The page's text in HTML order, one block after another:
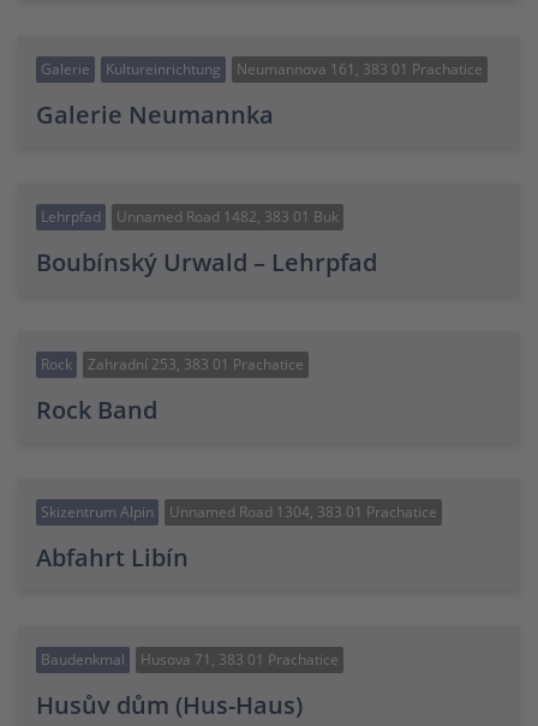
Galerie Kultureinrichtung Neumannova 161, 383 01 Prachatice
Galerie Neumannka
Lehrpfad Unnamed Road 1482, 383 01 Buk
Boubínský Urwald – Lehrpfad
Rock Zahradní 253, 383 01 Prachatice
Rock Band
Skizentrum Alpin Unnamed Road 1304, 383 01 Prachatice
Abfahrt Libín
Baudenkmal Husova 71, 383 01 Prachatice
Husův dům (Hus-Haus)